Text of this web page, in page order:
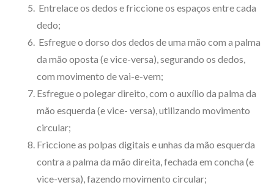
Entrelace os dedos e friccione os espaços entre cada
dedo;
Esfregue o dorso dos dedos de uma mão com a palma
da mão oposta (e vice-versa), segurando os dedos,
com movimento de vai-e-vem;
Esfregue o polegar direito, com o auxílio da palma da
mão esquerda (e vice- versa), utilizando movimento
circular;
Friccione as polpas digitais e unhas da mão esquerda
contra a palma da mão direita, fechada em concha (e
vice-versa), fazendo movimento circular;